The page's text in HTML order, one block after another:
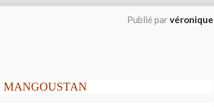
Publié parvéronique
MANGOUSTAN